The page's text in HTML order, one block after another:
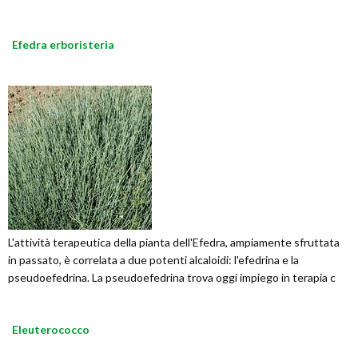
Efedra erboristeria
L'attività terapeutica della pianta dell'Efedra, ampiamente sfruttata
in passato, è correlata a due potenti alcaloidi: l'efedrina e la
pseudoefedrina. La pseudoefedrina trova oggi impiego in terapia c
Eleuterococco